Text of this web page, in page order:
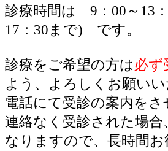
診療時間は 9：00～13
17：30まで) です。
診療をご希望の方は必ず
よう、よろしくお願いい
電話にて受診の案内を
連絡なく受診された場
なりますので、長時間